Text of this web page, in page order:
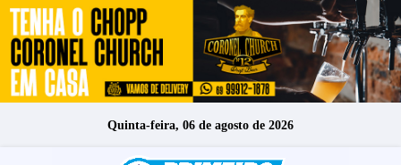
Quinta-feira, 06 de agosto de 2026